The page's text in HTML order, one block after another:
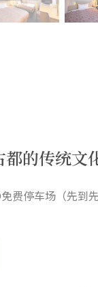
的传统文
费停车场（先到